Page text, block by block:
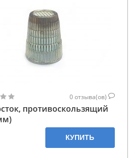
0отзыва(ов)
противоскользящий
КУПИТЬ